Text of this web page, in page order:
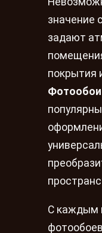
значение
задают
покрытия
Фотообои
С каждым